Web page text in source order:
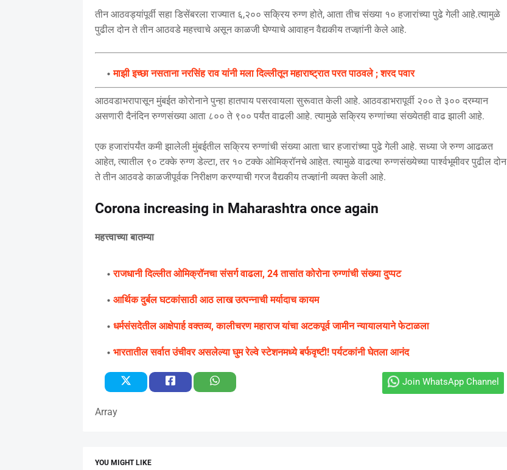
तीन आठवड्यांपूर्वी सहा डिसेंबरला राज्यात ६,२०० सक्रिय रुग्ण होते, आता तीच संख्या १० हजारांच्या पुढे गेली आहे.त्यामुळे
पुढील दोन ते तीन आठवडे महत्त्वाचे असून काळजी घेण्याचे आवाहन वैद्यकीय तज्ज्ञांनी केले आहे.
माझी इच्छा नसताना नरसिंह राव यांनी मला दिल्लीतून महाराष्ट्रात परत पाठवले ; शरद पवार
आठवडाभरापासून मुंबईत कोरोनाने पुन्हा हातपाय पसरवायला सुरूवात केली आहे. आठवडाभरापूर्वी २०० ते ३०० दरम्यान
असणारी दैनंदिन रुग्णसंख्या आता ८०० ते ९०० पर्यंत वाढली आहे. त्यामुळे सक्रिय रुग्णांच्या संख्येतही वाढ झाली आहे.
एक हजारांपर्यंत कमी झालेली मुंबईतील सक्रिय रुग्णांची संख्या आता चार हजारांच्या पुढे गेली आहे. सध्या जे रुग्ण आढळत
आहेत, त्यातील ९० टक्के रुग्ण डेल्टा, तर १० टक्के ओमिक्रॉनचे आहेत. त्यामुळे वाढत्या रुग्णसंख्येच्या पार्श्वभूमीवर पुढील दोन
ते तीन आठवडे काळजीपूर्वक निरीक्षण करण्याची गरज वैद्यकीय तज्ज्ञांनी व्यक्त केली आहे.
Corona increasing in Maharashtra once again
महत्त्वाच्या बातम्या
राजधानी दिल्लीत ओमिक्रॉनचा संसर्ग वाढला, 24 तासांत कोरोना रुग्णांची संख्या दुप्पट
आर्थिक दुर्बल घटकांसाठी आठ लाख उत्पन्नाची मर्यादाच कायम
धर्मसंसदेतील आक्षेपार्ह वक्तव्य, कालीचरण महाराज यांचा अटकपूर्व जामीन न्यायालयाने फेटाळला
भारतातील सर्वात उंचीवर असलेल्या घुम रेल्वे स्टेशनमध्ये बर्फवृष्टी! पर्यटकांनी घेतला आनंद
Join WhatsApp Channel
Array
YOU MIGHT LIKE